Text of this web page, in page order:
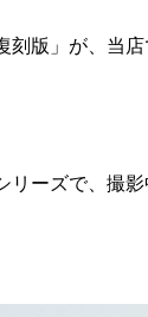
刻版」が、当
リーズで、撮